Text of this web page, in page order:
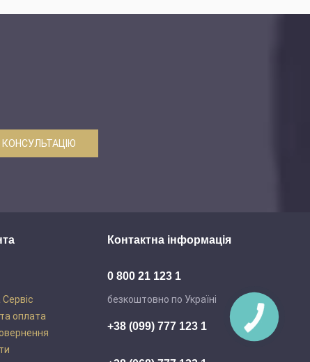
Сервіс
оплата
Контактна інформація
0 800 21 123 1
безкоштовно по Україні
+38 (099) 777 123 1